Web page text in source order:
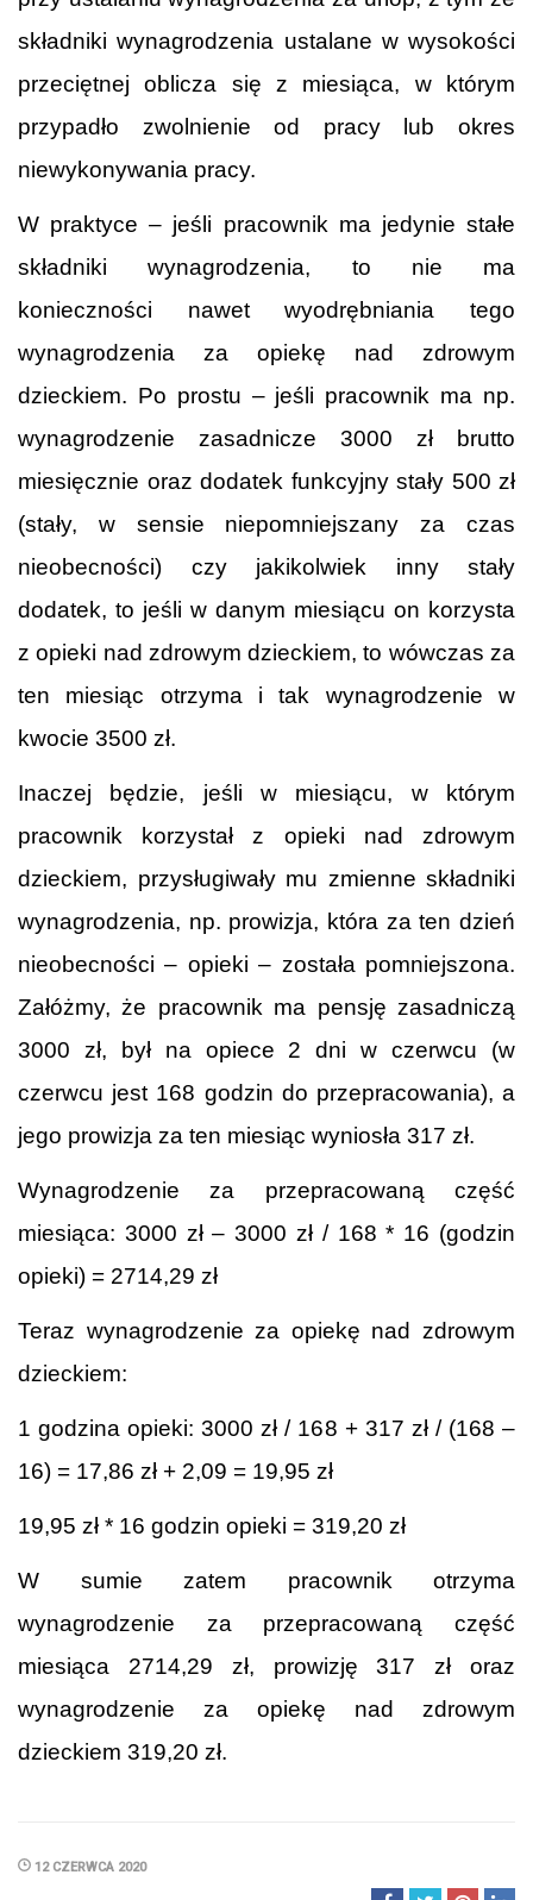
składniki wynagrodzenia ustalane w wysokości
przeciętnej oblicza się z miesiąca, w którym
przypadło zwolnienie od pracy lub okres
niewykonywania pracy.
W praktyce – jeśli pracownik ma jedynie stałe
składniki wynagrodzenia, to nie ma
konieczności nawet wyodrębniania tego
wynagrodzenia za opiekę nad zdrowym
dzieckiem. Po prostu – jeśli pracownik ma np.
wynagrodzenie zasadnicze 3000 zł brutto
miesięcznie oraz dodatek funkcyjny stały 500 zł
(stały, w sensie niepomniejszany za czas
nieobecności) czy jakikolwiek inny stały
dodatek, to jeśli w danym miesiącu on korzysta
z opieki nad zdrowym dzieckiem, to wówczas za
ten miesiąc otrzyma i tak wynagrodzenie w
kwocie 3500 zł.
Inaczej będzie, jeśli w miesiącu, w którym
pracownik korzystał z opieki nad zdrowym
dzieckiem, przysługiwały mu zmienne składniki
wynagrodzenia, np. prowizja, która za ten dzień
nieobecności – opieki – została pomniejszona.
Załóżmy, że pracownik ma pensję zasadniczą
3000 zł, był na opiece 2 dni w czerwcu (w
czerwcu jest 168 godzin do przepracowania), a
jego prowizja za ten miesiąc wyniosła 317 zł.
Wynagrodzenie za przepracowaną część
miesiąca: 3000 zł – 3000 zł / 168 * 16 (godzin
opieki) = 2714,29 zł
Teraz wynagrodzenie za opiekę nad zdrowym
dzieckiem:
1 godzina opieki: 3000 zł / 168 + 317 zł / (168 –
16) = 17,86 zł + 2,09 = 19,95 zł
19,95 zł * 16 godzin opieki = 319,20 zł
W sumie zatem pracownik otrzyma
wynagrodzenie za przepracowaną część
miesiąca 2714,29 zł, prowizję 317 zł oraz
wynagrodzenie za opiekę nad zdrowym
dzieckiem 319,20 zł.
12 CZERWCA 2020